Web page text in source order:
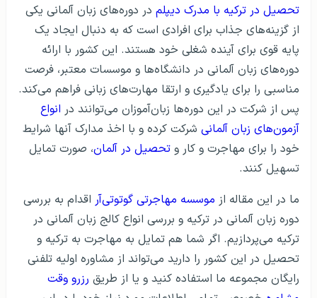
تحصیل در ترکیه با مدرک دیپلم در دوره‌های زبان آلمانی یکی
از گزینه‌های جذاب برای افرادی است که به دنبال ایجاد یک
پایه قوی برای آینده شغلی خود هستند. این کشور با ارائه
دوره‌های زبان آلمانی در دانشگاه‌ها و موسسات معتبر، فرصت
مناسبی را برای یادگیری و ارتقا مهارت‌های زبانی فراهم می‌کند.
پس از شرکت در این دوره‌ها زبان‌آموزان می‌توانند در انواع
آزمون‌های زبان آلمانی شرکت کرده و با اخذ مدارک آنها شرایط
خود را برای مهاجرت و کار و تحصیل در آلمان، صورت تمایل
تسهیل کنند.
ما در این مقاله از موسسه مهاجرتی گوتوتی‌آر اقدام به بررسی
دوره زبان آلمانی در ترکیه و بررسی انواع کالج زبان آلمانی در
ترکیه می‌پردازیم. اگر شما هم تمایل به مهاجرت به ترکیه و
تحصیل در این کشور را دارید می‌تواند از مشاوره اولیه تلفنی
رایگان مجموعه ما استفاده کنید و یا از طریق رزرو وقت